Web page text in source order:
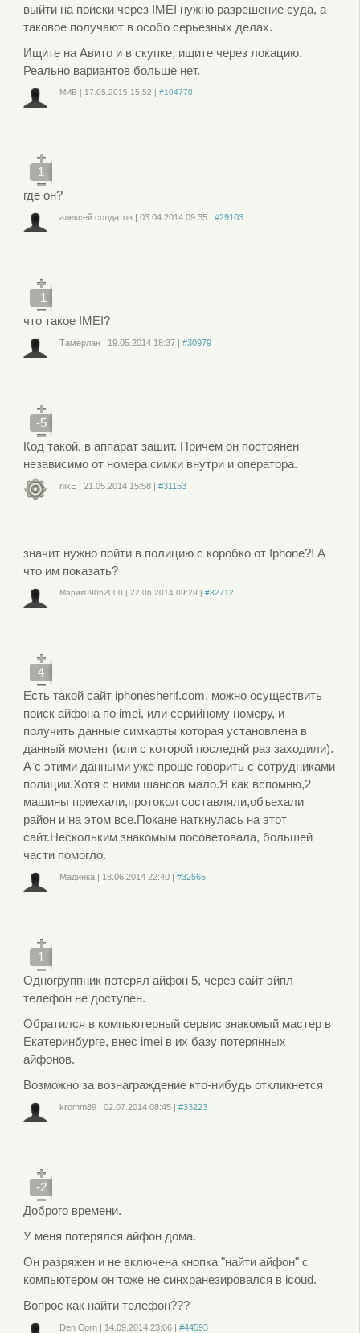
выйти на поиски через IMEI нужно разрешение суда, а
таковое получают в особо серьезных делах.
Ищите на Авито и в скупке, ищите через локацию.
Реально вариантов больше нет.
МИВ | 17.05.2015 15:52 |#104770
1
где он?
алексей солдатов |03.04.2014 09:35 |#29103
-1
что такое IMEI?
Тамерлан | 19.05.2014 18:37 |#30979
-5
Код такой, в аппарат зашит. Причем он постоянен
независимо от номера симки внутри и оператора.
nikE |21.05.2014 15:58 |#31153
значит нужно пойти в полицию с коробко от Iphone?! А
что им показать?
Мария09062000 |22.06.2014 09:29 |#32712
4
Есть такой сайт iphonesherif.com, можно осуществить
поиск айфона по imei, или серийному номеру, и
получить данные симкарты которая установлена в
данный момент (или с которой последнй раз заходили).
А с этими данными уже проще говорить с сотрудниками
полиции.Хотя с ними шансов мало.Я как вспомню,2
машины приехали,протокол составляли,объехали
район и на этом все.Покане наткнулась на этот
сайт.Нескольким знакомым посоветовала, большей
части помогло.
Мадинка | 18.06.2014 22:40 |#32565
1
Одногруппник потерял айфон 5, через сайт эйпл
телефон не доступен.
Обратился в компьютерный сервис знакомый мастер в
Екатеринбурге, внес imei в их базу потерянных
айфонов.
Возможно за вознаграждение кто-нибудь откликнется
kromm89 |02.07.2014 08:45 |#33223
-2
Доброго времени.
У меня потерялся айфон дома.
Он разряжен и не включена кнопка "найти айфон" с
компьютером он тоже не синхранезировался в icoud.
Вопрос как найти телефон???
Den Corn | 14.09.2014 23:06 |#44593